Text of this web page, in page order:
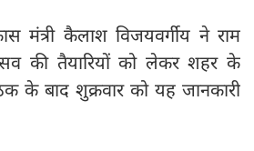
मंत्री कैलाश विजयवर्गीय ने राम
उत्सव की तैयारियों को लेकर शहर के
के बाद शुक्रवार को यह जानकारी